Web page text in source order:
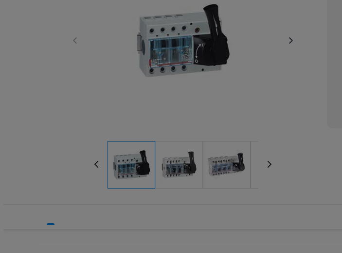
Prowadzenie kabli
Sieci zewnętrzne
Systemy bezpieczeństwa
Technika instalacyjna
Rozłączniki i podstawy bezpiecznikowe
Sterownie i zabezpieczenie silników elektrycznych
Wyłączniki, rozłączniki
Przełączniki zasilania
Rozłączniki izolacyjne
Rozłączniki mocy
Styki pomocnicze
Wałki do przedłużenia napędu drzwiowego
Wyłączniki mocy
Wyzwalacze podnapięciowe
Wyzwalacze wzrostowe
Zaciski, przedłużenia, szyny i okablowanie